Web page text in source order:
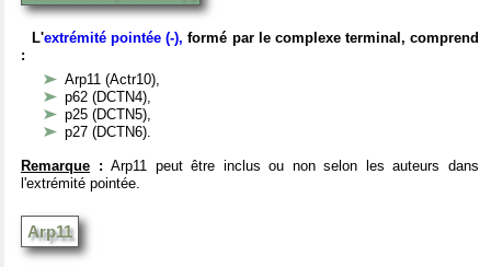
L'extrémité pointée (-),formé par le complexe terminal, comprend
:
Arp11 (Actr10),
p62 (DCTN4),
p25 (DCTN5),
p27 (DCTN6).
Remarque :Arp11 peut être inclus ou non selon les auteurs dans
l'extrémité pointée.
Arp11